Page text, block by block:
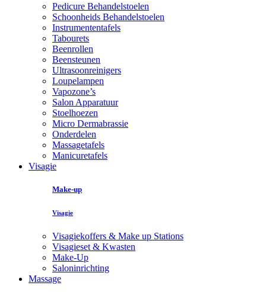
Pedicure Behandelstoelen
Schoonheids Behandelstoelen
Instrumententafels
Tabourets
Beenrollen
Beensteunen
Ultrasoonreinigers
Loupelampen
Vapozone’s
Salon Apparatuur
Stoelhoezen
Micro Dermabrassie
Onderdelen
Massagetafels
Manicuretafels
Visagie
Make-up
Visagie
Visagiekoffers & Make up Stations
Visagieset & Kwasten
Make-Up
Saloninrichting
Massage